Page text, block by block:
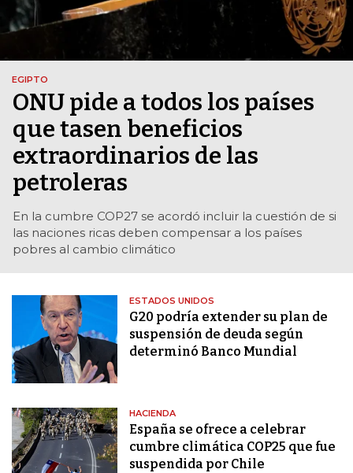
EGIPTO
ONU pide a todos los países
que tasen beneficios
extraordinarios de las
petroleras
En la cumbre COP27 se acordó incluir la cuestión de si
las naciones ricas deben compensar a los países
pobres al cambio climático
ESTADOS UNIDOS
G20 podría extender su plan de
suspensión de deuda según
determinó Banco Mundial
HACIENDA
España se ofrece a celebrar
cumbre climática COP25 que fue
suspendida por Chile